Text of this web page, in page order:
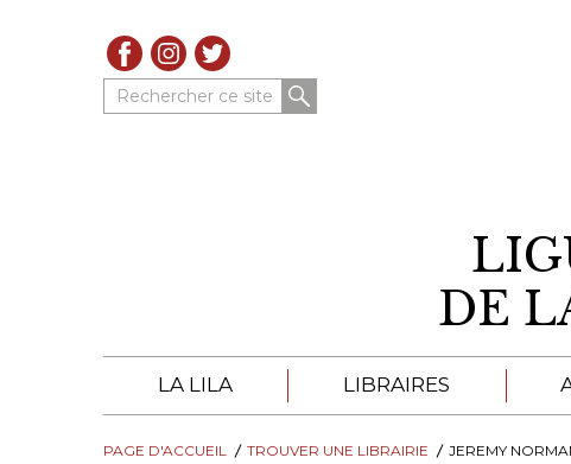
Rechercher ce site
DE
LA LILA
À PROPOS DE LA LILA
LIBRAIRES
LIBRAIRES DE LA LILA
PAGE D'ACCUEIL TROUVER UNE LIBRAIRIE JEREMY